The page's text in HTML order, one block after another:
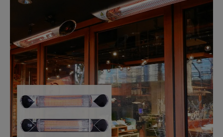
ACCOUNT MENU
ようこそ ゲスト 様
meeting_room ログイン person 会員登録
最近チェックした商品